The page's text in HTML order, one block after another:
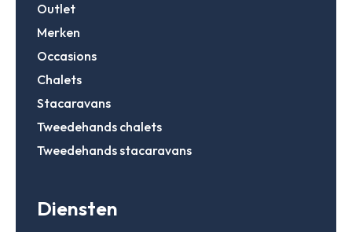
Outlet
Merken
Occasions
Chalets
Stacaravans
Tweedehands chalets
Tweedehands stacaravans
Diensten